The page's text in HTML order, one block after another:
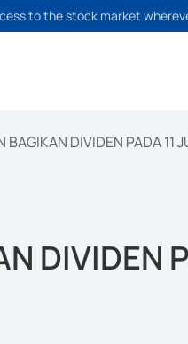
to the stock market
BAGIKAN DIVIDEN PADA 11
DIVIDEN